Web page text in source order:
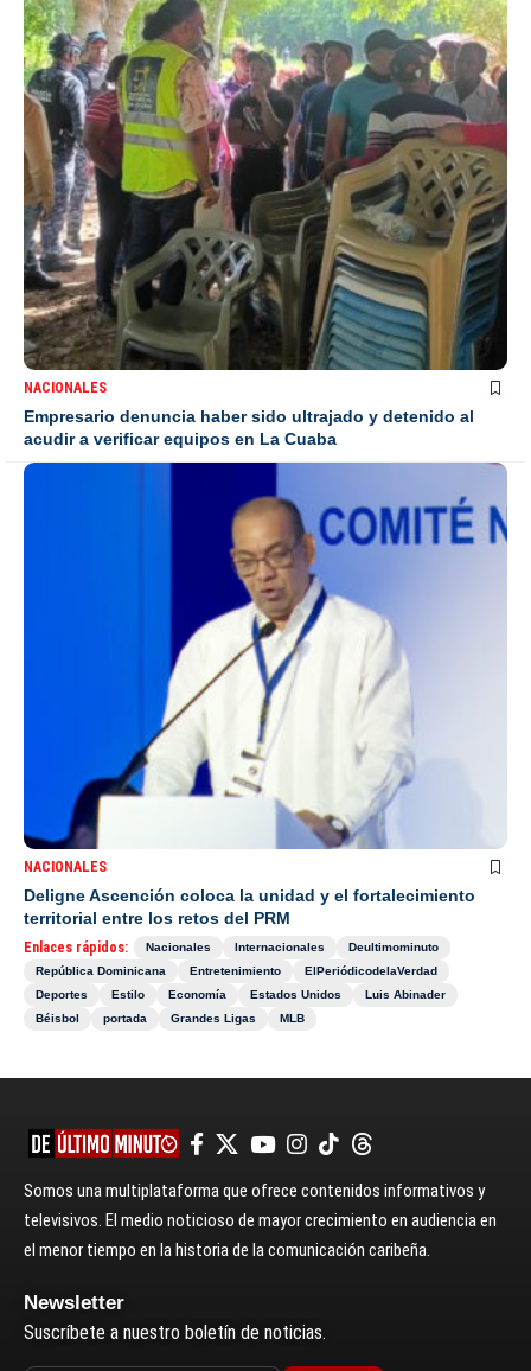
NACIONALES
Empresario denuncia haber sido ultrajado y detenido al
acudir a verificar equipos en La Cuaba
NACIONALES
Deligne Ascención coloca la unidad y el fortalecimiento
territorial entre los retos del PRM
Enlaces rápidos: Nacionales Internacionales
Deultimominuto
República Dominicana
Entretenimiento
ElPeriódicodelaVerdad
Deportes
Estilo Economía Estados Unidos
Luis Abinader
Béisbol
portada Grandes Ligas MLB
Somos una multiplataforma que ofrece contenidos informativos y
televisivos. El medio noticioso de mayor crecimiento en audiencia en
el menor tiempo en la historia de la comunicación caribeña.
Newsletter
Suscríbete a nuestro boletín de noticias.